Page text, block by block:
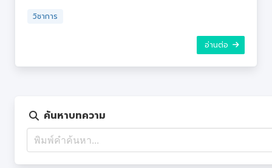
วิชาการ
อ่านต่อ
ค้นหาบทความ